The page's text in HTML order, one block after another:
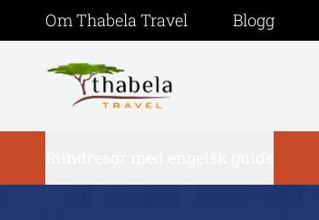
Om Thabela Travel Blogg